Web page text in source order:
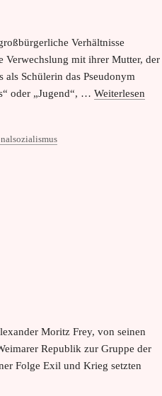
Verhältnisse
Verwechslung mit ihrer Mutter, der
Schülerin das Pseudonym
oder „Jugend“, … Weiterlesen
Moritz Frey, von seinen
Republik zur Gruppe der
Folge Exil und Krieg setzten